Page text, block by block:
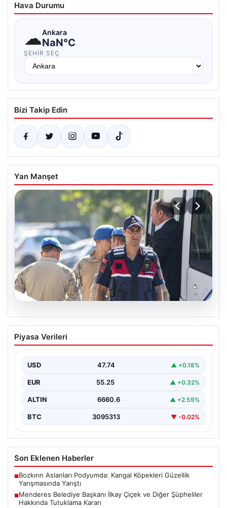
Hava Durumu
☁Ankara
NaN°C
ŞEHIR SEÇ
Bizi Takip Edin
Yan Manşet
07.08.2026
Menderes Belediye Başkanı İlkay Çiçek
ve Diğer Şüpheliler Hakkında Tutuklama
İzmir Cumhuriyet Başsavcılığı'nın yürüttüğü kapsamlı
gerçekleşen usulsüzlük iddiaları gündemdeki yerini…
Piyasa Verileri
USD 47.74 ▲ +0.18%
EUR 55.25 ▲ +0.32%
ALTIN 6660.6 ▲ +2.59%
BTC 3095313 ▼ -0.02%
Son Eklenen Haberler
■Bozkırın Aslanları Podyumda: Kangal Köpekleri Güzellik
Yarışmasında Yarıştı
■Menderes Belediye Başkanı İlkay Çiçek ve Diğer Şüpheliler
Hakkında Tutuklama Kararı